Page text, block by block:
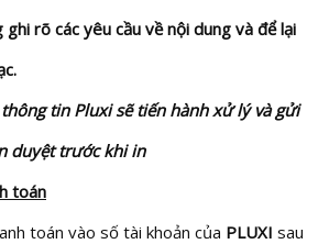
ghi rõ các yêu cầu về nội dung và để lại
tin Pluxi sẽ tiến hành xử lý và gửi
duyệt trước khi in
toán
toán vào số tài khoản của PLUXI sau